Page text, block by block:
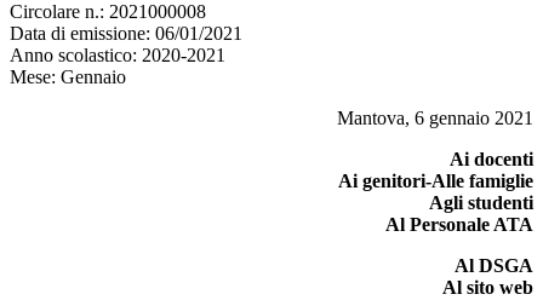
Circolare n.: 2021000008
Data di emissione: 06/01/2021
Anno scolastico: 2020-2021
Mese: Gennaio
Mantova, 6 gennaio 2021
Ai docenti
Ai genitori-Alle famiglie
Agli studenti
Al Personale ATA
Al DSGA
Al sito web